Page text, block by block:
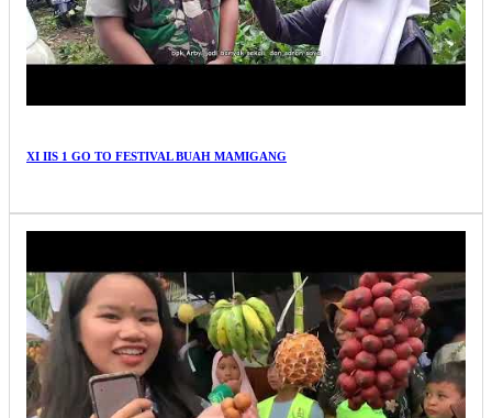
XI IIS 1 GO TO FESTIVAL BUAH MAMIGANG